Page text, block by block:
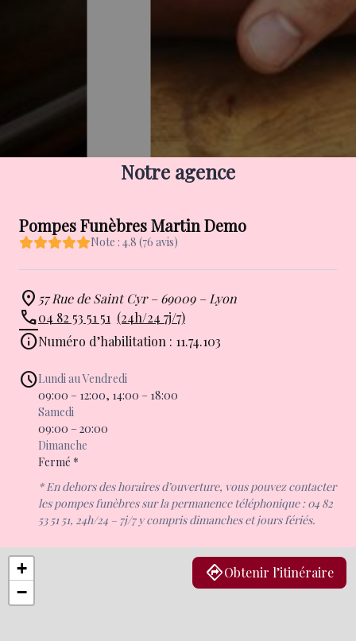
Notre agence
Pompes Funèbres Martin Demo
Note : 4.8 (76 avis)
57 Rue de Saint Cyr – 69009 – Lyon
04 82 53 51 51 (24h/24 7j/7)
Numéro d’habilitation : 11.74.103
Lundi au Vendredi
09:00 – 12:00, 14:00 – 18:00
Samedi
09:00 – 20:00
Dimanche
Fermé *
* En dehors des horaires d’ouverture, vous pouvez contacter
les pompes funèbres sur la permanence téléphonique : 04 82
53 51 51, 24h/24 – 7j/7 y compris dimanches et jours fériés.
+
−
Obtenir l’itinéraire